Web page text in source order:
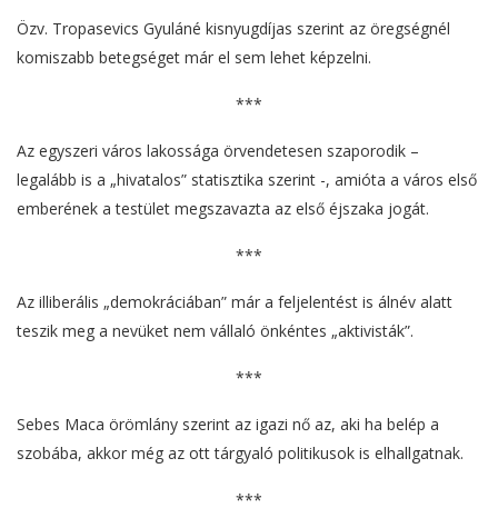
Özv. Tropasevics Gyuláné kisnyugdíjas szerint az öregségnél
komiszabb betegséget már el sem lehet képzelni.
***
Az egyszeri város lakossága örvendetesen szaporodik –
legalább is a „hivatalos” statisztika szerint -, amióta a város első
emberének a testület megszavazta az első éjszaka jogát.
***
Az illiberális „demokráciában” már a feljelentést is álnév alatt
teszik meg a nevüket nem vállaló önkéntes „aktivisták”.
***
Sebes Maca örömlány szerint az igazi nő az, aki ha belép a
szobába, akkor még az ott tárgyaló politikusok is elhallgatnak.
***